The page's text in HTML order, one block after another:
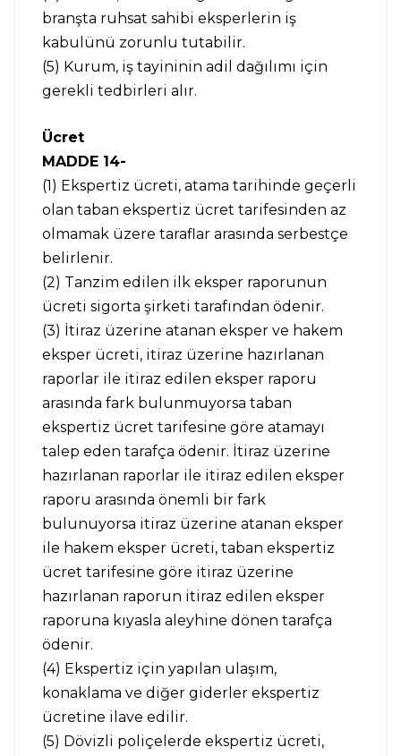
branşta ruhsat sahibi eksperlerin iş
kabulünü zorunlu tutabilir.
(5) Kurum, iş tayininin adil dağılımı için
gerekli tedbirleri alır.
Ücret
MADDE 14-
(1) Ekspertiz ücreti, atama tarihinde geçerli
olan taban ekspertiz ücret tarifesinden az
olmamak üzere taraflar arasında serbestçe
belirlenir.
(2) Tanzim edilen ilk eksper raporunun
ücreti sigorta şirketi tarafından ödenir.
(3) İtiraz üzerine atanan eksper ve hakem
eksper ücreti, itiraz üzerine hazırlanan
raporlar ile itiraz edilen eksper raporu
arasında fark bulunmuyorsa taban
ekspertiz ücret tarifesine göre atamayı
talep eden tarafça ödenir. İtiraz üzerine
hazırlanan raporlar ile itiraz edilen eksper
raporu arasında önemli bir fark
bulunuyorsa itiraz üzerine atanan eksper
ile hakem eksper ücreti, taban ekspertiz
ücret tarifesine göre itiraz üzerine
hazırlanan raporun itiraz edilen eksper
raporuna kıyasla aleyhine dönen tarafça
ödenir.
(4) Ekspertiz için yapılan ulaşım,
konaklama ve diğer giderler ekspertiz
ücretine ilave edilir.
(5) Dövizli poliçelerde ekspertiz ücreti,